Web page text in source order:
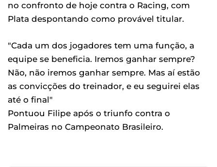
no confronto de hoje contra o Racing, com
Plata despontando como provável titular.
"Cada um dos jogadores tem uma função, a
equipe se beneficia. Iremos ganhar sempre?
Não, não iremos ganhar sempre. Mas aí estão
as convicções do treinador, e eu seguirei elas
até o final"
Pontuou Filipe após o triunfo contra o
Palmeiras no Campeonato Brasileiro.